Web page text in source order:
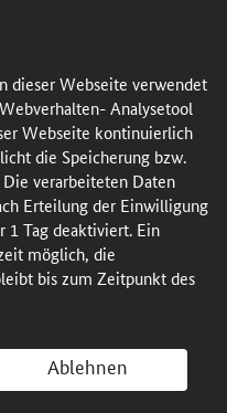
dieser Webseite verwendet
Analysetool
Webseite kontinuierlich
die Speicherung bzw.
verarbeiteten Daten
Erteilung der Einwilligung
1 Tag deaktiviert. Ein
möglich, die
bis zum Zeitpunkt des
Ablehnen